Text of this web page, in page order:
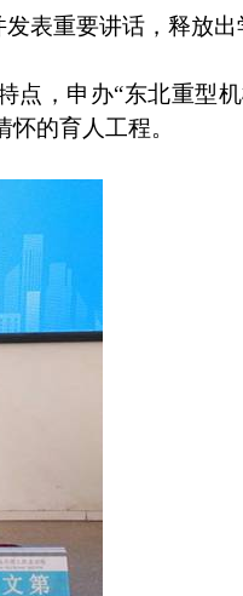
表重要讲话，释放
，申办“东北重型
的育人工程。